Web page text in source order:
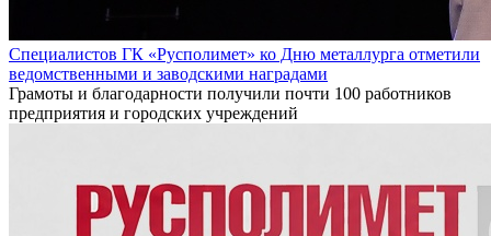
Специалистов ГК «Русполимет» ко Дню металлурга отметили
ведомственными и заводскими наградами
Грамоты и благодарности получили почти 100 работников
предприятия и городских учреждений